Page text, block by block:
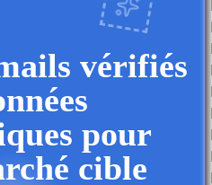
vérifiés
pour
cible